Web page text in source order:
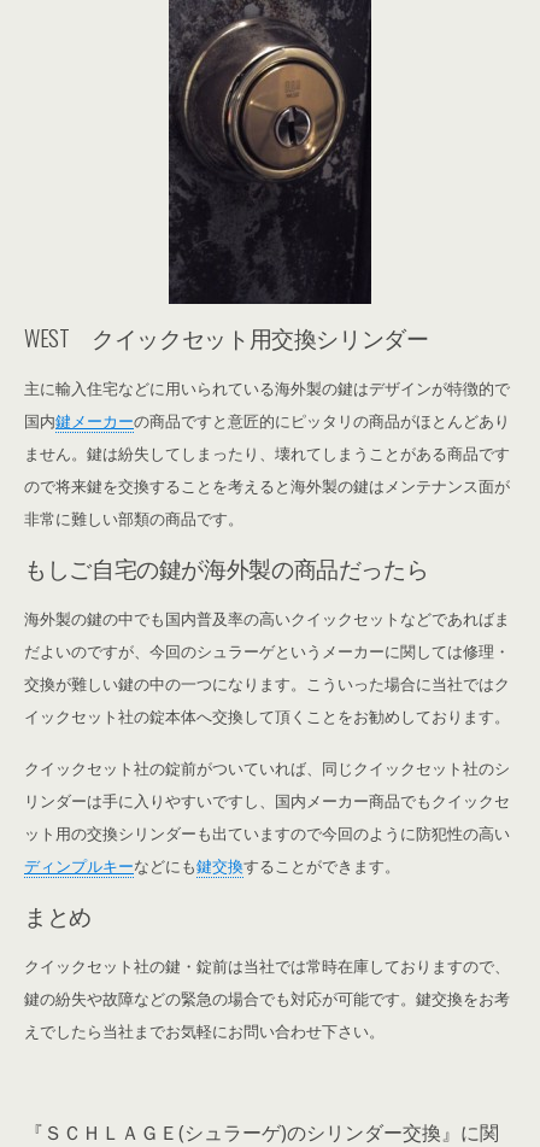
WEST クイックセット用交換シリンダー
主に輸入住宅などに用いられている海外製の鍵はデザインが特徴的で
国内鍵メーカーの商品ですと意匠的にピッタリの商品がほとんどあり
ません。鍵は紛失してしまったり、壊れてしまうことがある商品です
ので将来鍵を交換することを考えると海外製の鍵はメンテナンス面が
非常に難しい部類の商品です。
もしご自宅の鍵が海外製の商品だったら
海外製の鍵の中でも国内普及率の高いクイックセットなどであればま
だよいのですが、今回のシュラーゲというメーカーに関しては修理・
交換が難しい鍵の中の一つになります。こういった場合に当社ではク
イックセット社の錠本体へ交換して頂くことをお勧めしております。
クイックセット社の錠前がついていれば、同じクイックセット社のシ
リンダーは手に入りやすいですし、国内メーカー商品でもクイックセ
ット用の交換シリンダーも出ていますので今回のように防犯性の高い
ディンプルキーなどにも鍵交換することができます。
まとめ
クイックセット社の鍵・錠前は当社では常時在庫しておりますので、
鍵の紛失や故障などの緊急の場合でも対応が可能です。鍵交換をお考
えでしたら当社までお気軽にお問い合わせ下さい。
『ＳＣＨＬＡＧＥ(シュラーゲ)のシリンダー交換』に関